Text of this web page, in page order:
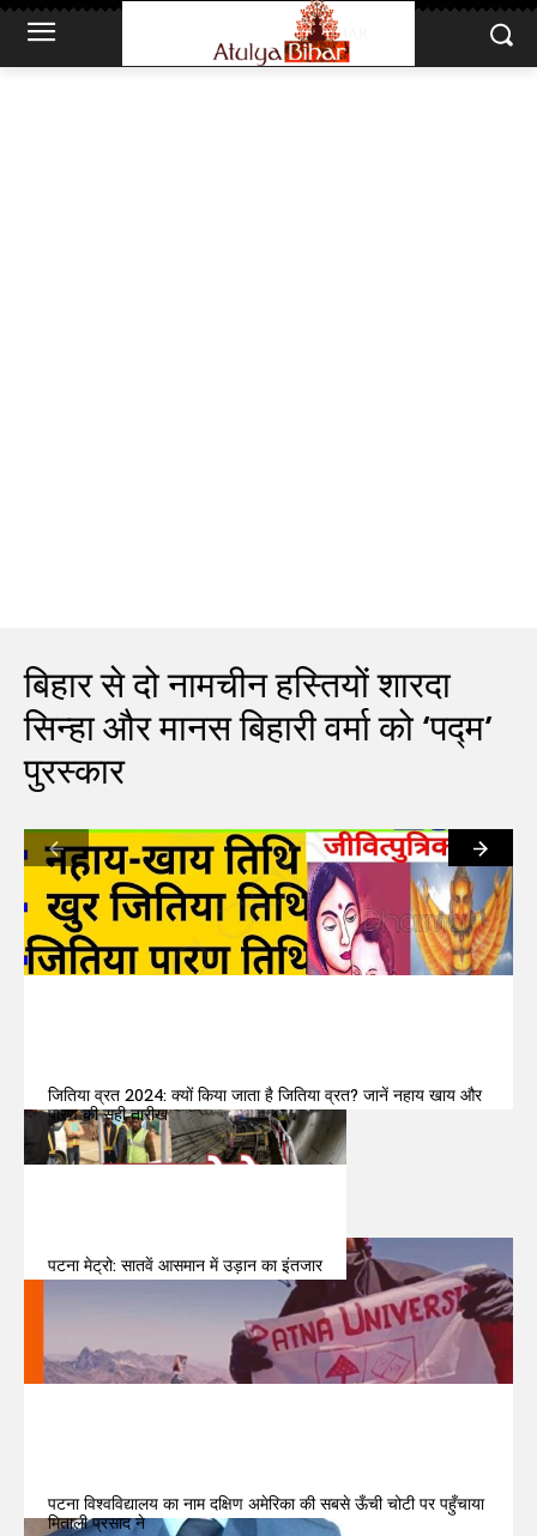
बिहार से दो नामचीन हस्तियों शारदा
सिन्हा और मानस बिहारी वर्मा को ‘पद्म’
पुरस्कार
जितिया व्रत 2024: क्यों किया जाता है जितिया व्रत? जानें नहाय खाय और
पारण की सही तारीख
पटना मेट्रो: सातवें आसमान में उड़ान का इंतजार
पटना विश्वविद्यालय का नाम दक्षिण अमेरिका की सबसे ऊँची चोटी पर पहुँचाया
मिताली प्रसाद ने